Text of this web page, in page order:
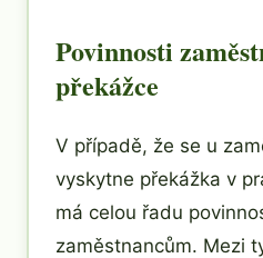
Povinnosti
překážce
V případě, že se u
vyskytne překážka v
má celou řadu
zaměstnancům. Mezi